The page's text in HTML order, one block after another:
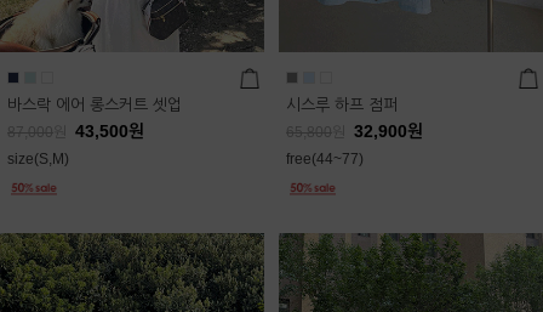
바스락 에어 롱스커트 셋업
87,000 43,500원
size(S,M)
시스루 하프 점퍼
65,800 32,900원
free(44~77)